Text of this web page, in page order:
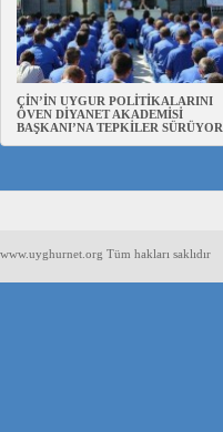
ÇİN’İN UYGUR POLİTİKALARINI
ÖVEN DİYANET AKADEMİSİ
BAŞKANI’NA TEPKİLER SÜRÜYOR
www.uyghurnet.org Tüm hakları saklıdır